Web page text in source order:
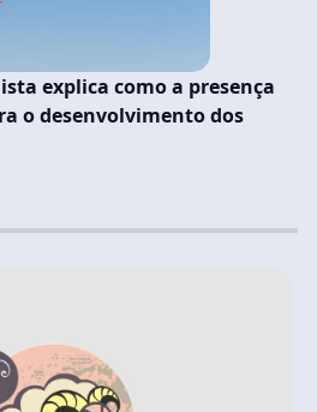
explica como a presença
o desenvolvimento dos